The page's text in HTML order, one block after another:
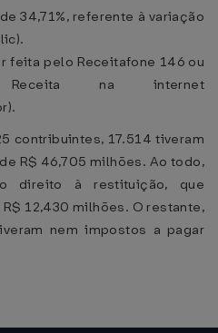
34,71%, referente à variação
feita pelo Receitafone 146 ou
na internet
contribuintes, 17.514 tiveram
R$ 46,705 milhões. Ao todo,
direito à restituição, que
12,430 milhões. O restante,
nem impostos a pagar